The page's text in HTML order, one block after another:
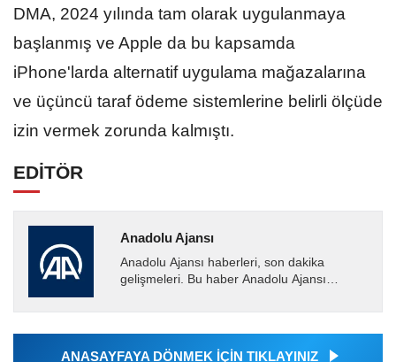
DMA, 2024 yılında tam olarak uygulanmaya
başlanmış ve Apple da bu kapsamda
iPhone'larda alternatif uygulama mağazalarına
ve üçüncü taraf ödeme sistemlerine belirli ölçüde
izin vermek zorunda kalmıştı.
EDİTÖR
Anadolu Ajansı
Anadolu Ajansı haberleri, son dakika
gelişmeleri. Bu haber Anadolu Ajansı
tarafından geçilen tüm...
ANASAYFAYA DÖNMEK İÇİN TIKLAYINIZ